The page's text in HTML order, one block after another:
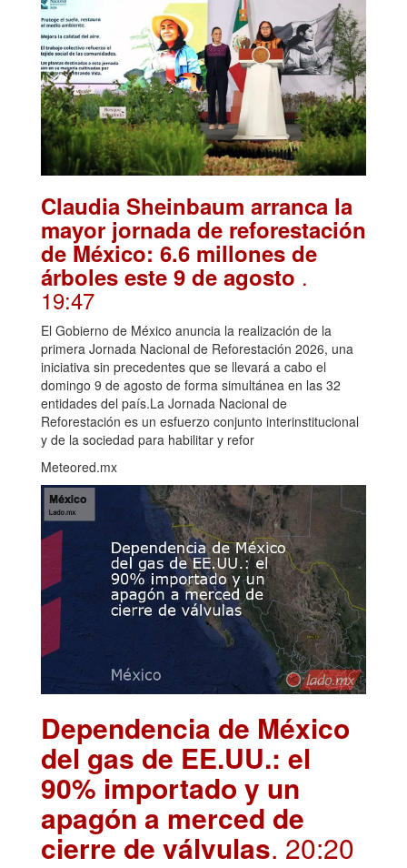
Claudia Sheinbaum arranca la
mayor jornada de reforestación
de México: 6.6 millones de
árboles este 9 de agosto .
19:47
El Gobierno de México anuncia la realización de la
primera Jornada Nacional de Reforestación 2026, una
iniciativa sin precedentes que se llevará a cabo el
domingo 9 de agosto de forma simultánea en las 32
entidades del país.La Jornada Nacional de
Reforestación es un esfuerzo conjunto interinstitucional
y de la sociedad para habilitar y refor
Meteored.mx
Dependencia de México
del gas de EE.UU.: el
90% importado y un
apagón a merced de
cierre de válvulas. 20:20